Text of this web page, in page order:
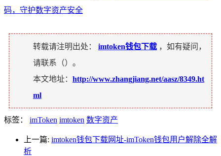
码，守护数字资产安全
转载请注明出处： imtoken钱包下载 ，如有疑问，
请联系（）。
本文地址： http://www.zhangjiang.net/aasz/8349.ht
ml
标签： imToken imtoken 数字资产
上一篇: imtoken钱包下载网址-imToken钱包用户解除全解
析